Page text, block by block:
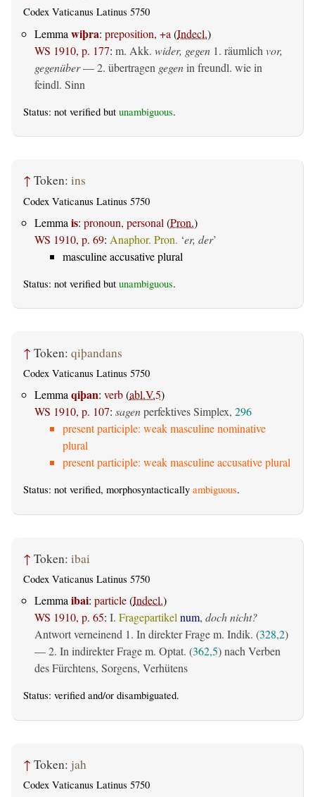
Codex Vaticanus Latinus 5750
Lemma wiþra: preposition, +a (Indecl.)
WS 1910, p. 177: m. Akk. wider, gegen 1. räumlich vor,
gegenüber— 2. übertragen gegenin freundl. wie in
feindl. Sinn
Status: not verified but unambiguous.
↑ Token: ins
Codex Vaticanus Latinus 5750
Lemma is: pronoun, personal (Pron.)
WS 1910, p. 69: Anaphor. Pron. ‘er, der’
masculine accusative plural
Status: not verified but unambiguous.
↑ Token: qiþandans
Codex Vaticanus Latinus 5750
Lemma qiþan: verb(abl.V.5)
WS 1910, p. 107: sagenperfektives Simplex, 296
present participle: weak masculine nominative
plural
present participle: weak masculine accusative plural
Status: not verified, morphosyntactically ambiguous.
↑ Token: ibai
Codex Vaticanus Latinus 5750
Lemmaibai: particle(Indecl.)
WS 1910, p. 65: I. Fragepartikelnum, doch nicht?
Antwort verneinend 1. In direkter Frage m. Indik. (328,2)
— 2. In indirekter Frage m. Optat. (362,5) nach Verben
des Fürchtens, Sorgens, Verhütens
Status: verified and/or disambiguated.
↑ Token: jah
Codex Vaticanus Latinus 5750